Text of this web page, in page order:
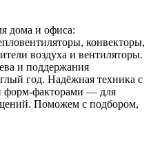
дома и офиса:
конвекторы,
воздуха и вентиляторы.
и поддержания
год. Надёжная техника с
форм-факторами — для
Поможем с подбором,